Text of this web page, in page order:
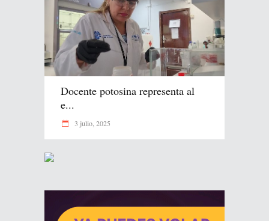
Docente potosina representa al
e...
3 julio, 2025